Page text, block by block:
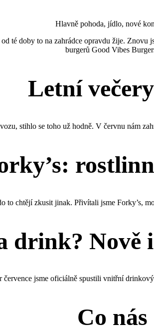
Hlavně pohoda, jídlo, nové
té doby to na zahrádce opravdu žije. Znovu
burgerů Good Vibes
Letní
stihlo se toho už hodně. V červnu nám
to chtějí zkusit jinak. Přivítali jsme Forky’s,
drink? Nově
července jsme oficiálně spustili vnitřní
Co